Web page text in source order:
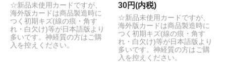
☆新品未使用カードですが、
海外版カードは商品製造時に
つく初期キズ(線の痕・角す
れ・白欠け)等が日本語版より
多いです。神経質の方はご購
入を控えください。
30円(内税)
☆新品未使用カードですが、
海外版カードは商品製造時に
つく初期キズ(線の痕・角す
れ・白欠け)等が日本語版より
多いです。神経質の方はご購
入を控えください。